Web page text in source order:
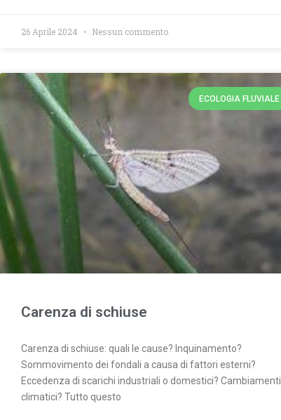
26 Aprile 2024 Nessun commento
ECOLOGIA FLUVIALE
Carenza di schiuse
Carenza di schiuse: quali le cause? Inquinamento?
Sommovimento dei fondali a causa di fattori esterni?
Eccedenza di scarichi industriali o domestici? Cambiamenti
climatici? Tutto questo